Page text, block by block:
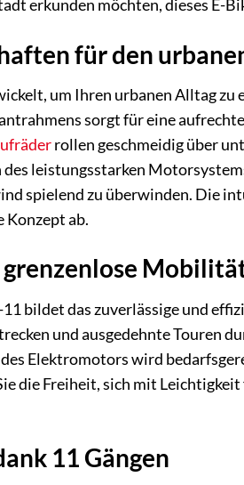
erkunden möchten, dieses E-
für den
um Ihren urbanen Alltag
sorgt für eine
rollen geschmeidig über
leistungsstarken
spielend zu überwinden. Die
Konzept ab.
11 bildet das zuverlässige und
und ausgedehnte Touren
Elektromotors wird
die Freiheit, sich mit
11 Gängen